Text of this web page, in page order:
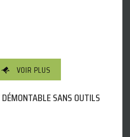
VOIR PLUS
SANS OUTILS